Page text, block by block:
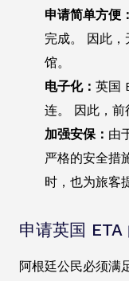
申请简单方便：
完成。 因此
馆。
电子化： 英国
连。 因此，前
加强安保： 由
严格的安全措
时，也为旅客
申请英国 ETA
阿根廷公民必须满